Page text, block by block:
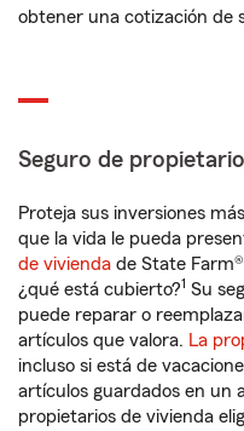
obtener una cotización de
Seguro de
Proteja sus inversiones
que la vida le pueda
de vivienda de State
¿qué está cubierto?1 Su
puede reparar o
artículos que valora. La
incluso si está de
artículos guardados en un
propietarios de vivienda